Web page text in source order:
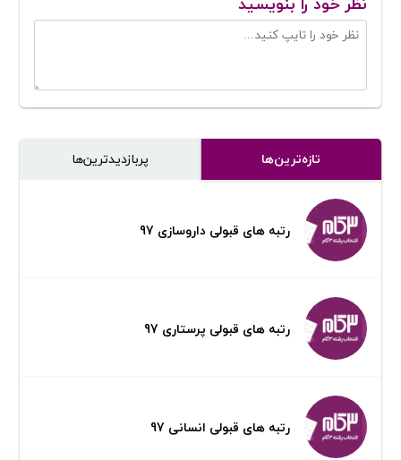
تازه‌ترین‌ها پر‌بازدیدترین‌ها
رتبه های قبولی داروسازی 97
رتبه های قبولی پرستاری 97
رتبه های قبولی انسانی 97